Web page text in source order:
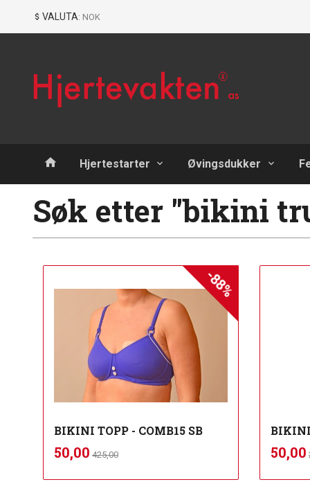
VALUTA: NOK
Produkter
Hjertestarter Øvingsdukker
Søk etter "bikini
BIKINI TOPP - COMB15 SB
Tilbud
50,00 425,00
-88%
mva.
BIKINI
50,00